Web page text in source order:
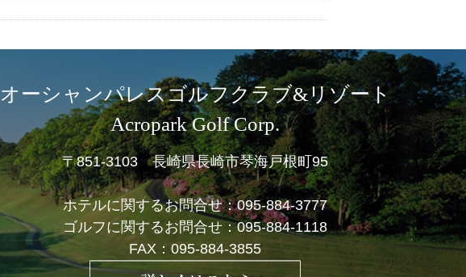
オーシャンパレスゴルフクラブ&リゾート
Acropark Golf Corp.
〒851-3103 長崎県長崎市琴海戸根町95
ホテルに関するお問合せ：095-884-3777
ゴルフに関するお問合せ：095-884-1118
FAX：095-884-3855